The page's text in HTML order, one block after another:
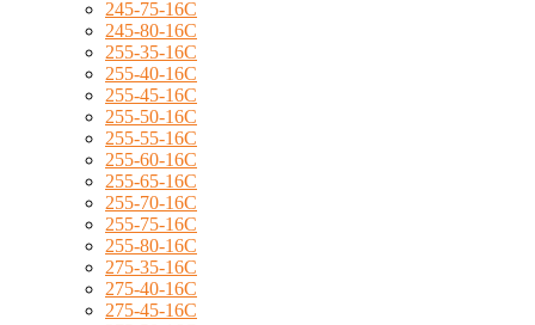
245-75-16C
245-80-16C
255-35-16C
255-40-16C
255-45-16C
255-50-16C
255-55-16C
255-60-16C
255-65-16C
255-70-16C
255-75-16C
255-80-16C
275-35-16C
275-40-16C
275-45-16C